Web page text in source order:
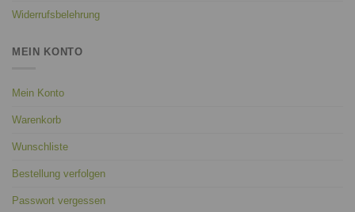
Widerrufsbelehrung
MEIN KONTO
Mein Konto
Warenkorb
Wunschliste
Bestellung verfolgen
Passwort vergessen